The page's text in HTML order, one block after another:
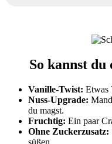
So kannst
Vanille-Twist: Etwas
Nuss-Upgrade:
du magst.
Fruchtig: Ein paar
Ohne Zuckerzusatz:
süßen.